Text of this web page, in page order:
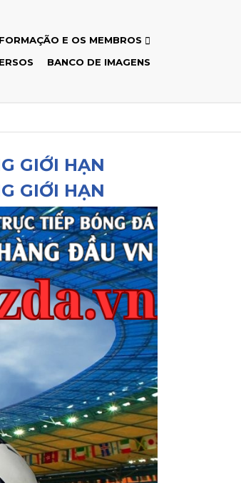
E OS MEMBROS
BANCO DE IMAGENS
GIỚI HẠN
GIỚI HẠN